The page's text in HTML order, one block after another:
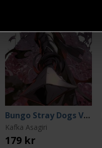
Bungo Stray Dogs Vol 26
Kafka Asagiri
179 kr